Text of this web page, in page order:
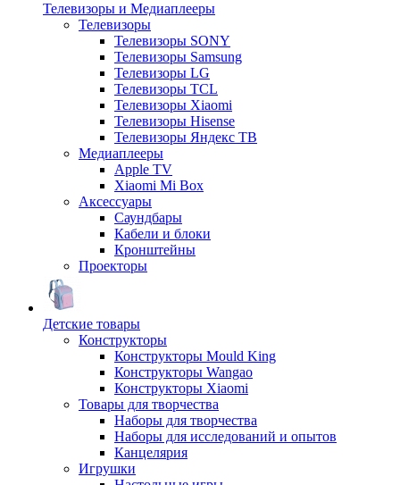
Телевизоры и Медиаплееры
Телевизоры
Телевизоры SONY
Телевизоры Samsung
Телевизоры LG
Телевизоры TCL
Телевизоры Xiaomi
Телевизоры Hisense
Телевизоры Яндекс ТВ
Медиаплееры
Apple TV
Xiaomi Mi Box
Аксессуары
Саундбары
Кабели и блоки
Кронштейны
Проекторы
Детские товары
Конструкторы
Конструкторы Mould King
Конструкторы Wangao
Конструкторы Xiaomi
Товары для творчества
Наборы для творчества
Наборы для исследований и опытов
Канцелярия
Игрушки